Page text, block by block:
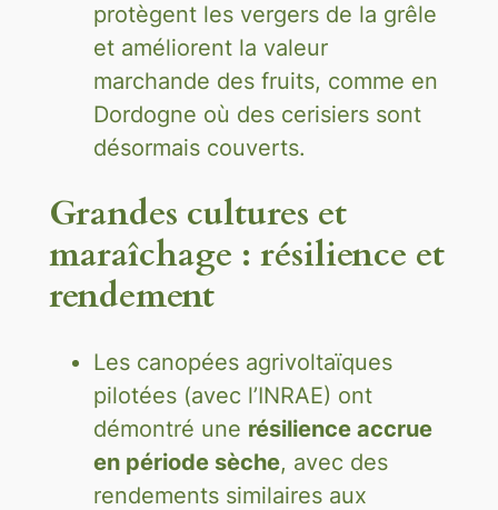
protègent les vergers de la grêle
et améliorent la valeur
marchande des fruits, comme en
Dordogne où des cerisiers sont
désormais couverts.
Grandes cultures et
maraîchage : résilience et
rendement
Les canopées agrivoltaïques
pilotées (avec l’INRAE) ont
démontré une résilience accrue
en période sèche, avec des
rendements similaires aux